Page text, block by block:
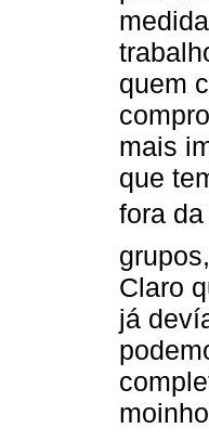
quem
mais
que
fora da
Claro
já